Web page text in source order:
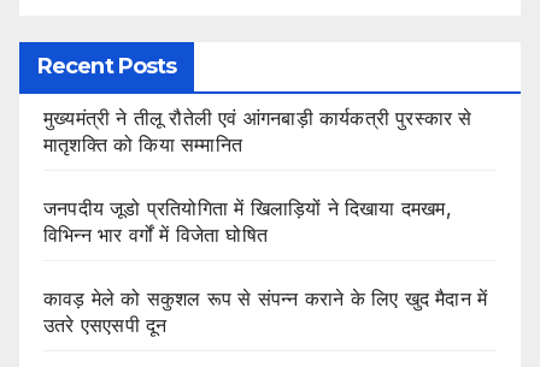
Recent Posts
मुख्यमंत्री ने तीलू रौतेली एवं आंगनबाड़ी कार्यकत्री पुरस्कार से
मातृशक्ति को किया सम्मानित
जनपदीय जूडो प्रतियोगिता में खिलाड़ियों ने दिखाया दमखम,
विभिन्न भार वर्गों में विजेता घोषित
कावड़ मेले को सकुशल रूप से संपन्न कराने के लिए खुद मैदान में
उतरे एसएसपी दून